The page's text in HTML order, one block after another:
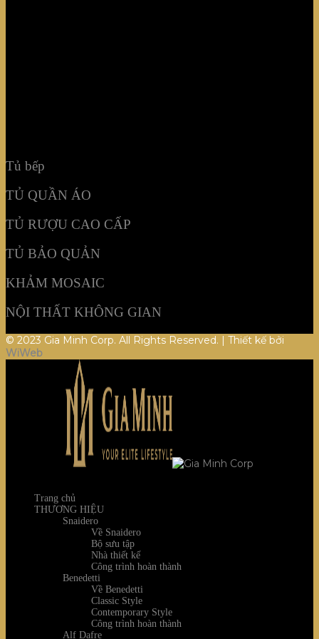
Tủ bếp
TỦ QUẦN ÁO
TỦ RƯỢU CAO CẤP
TỦ BẢO QUẢN
KHẢM MOSAIC
NỘI THẤT KHÔNG GIAN
© 2023 Gia Minh Corp. All Rights Reserved. | Thiết kế bởi
WiWeb
Trang chủ
THƯƠNG HIỆU
Snaidero
Về Snaidero
Bộ sưu tập
Nhà thiết kế
Công trình hoàn thành
Benedetti
Về Benedetti
Classic Style
Contemporary Style
Công trình hoàn thành
Alf Dafre